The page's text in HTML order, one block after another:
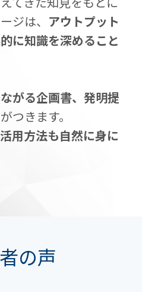
ジは、 アウトプット
に知識を深めること
がる企画書、発明提
がつきます。
用方法も自然に身に
の声